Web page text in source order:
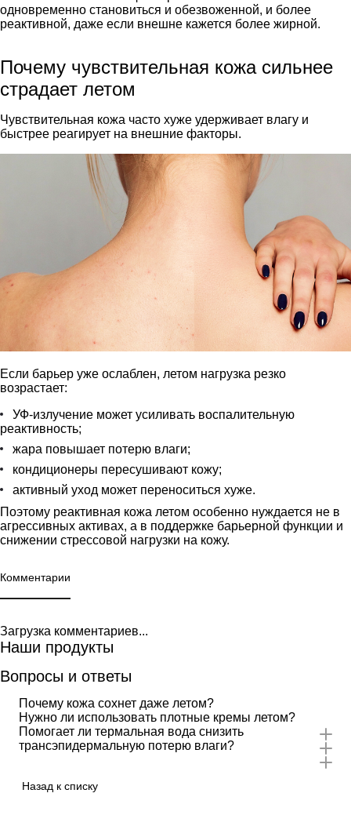
одновременно становиться и обезвоженной, и более
реактивной, даже если внешне кажется более жирной.
Почему чувствительная кожа сильнее
страдает летом
Чувствительная кожа часто хуже удерживает влагу и
быстрее реагирует на внешние факторы.
Если барьер уже ослаблен, летом нагрузка резко
возрастает:
УФ-излучение может усиливать воспалительную
реактивность;
жара повышает потерю влаги;
кондиционеры пересушивают кожу;
активный уход может переноситься хуже.
Поэтому реактивная кожа летом особенно нуждается не в
агрессивных активах, а в поддержке барьерной функции и
снижении стрессовой нагрузки на кожу.
Комментарии
Загрузка комментариев...
Наши продукты
Вопросы и ответы
Почему кожа сохнет даже летом?
Нужно ли использовать плотные кремы летом?
Помогает ли термальная вода снизить
трансэпидермальную потерю влаги?
Назад к списку